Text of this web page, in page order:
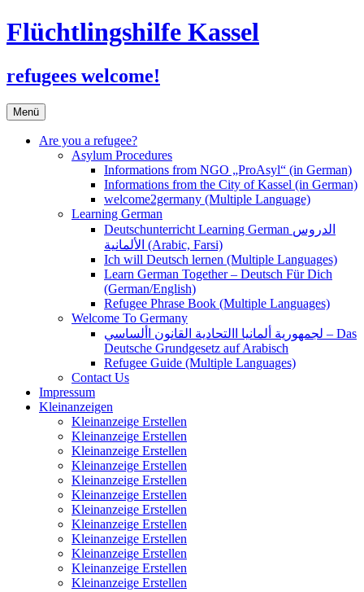
Flüchtlingshilfe Kassel
refugees welcome!
Menü Zum
Inhalt
springen
Are you a refugee?
Asylum Procedures
Informations from NGO „ProAsyl“ (in German)
Informations from the City of Kassel (in German)
welcome2germany (Multiple Language)
Learning German
Deutschunterricht Learning German الدروس
الألمانية (Arabic, Farsi)
Ich will Deutsch lernen (Multiple Languages)
Learn German Together – Deutsch Für Dich
(German/English)
Refugee Phrase Book (Multiple Languages)
Welcome To Germany
لجمهورية ألمانيا االتحادية القانون األساسي – Das
Deutsche Grundgesetz auf Arabisch
Refugee Guide (Multiple Languages)
Contact Us
Impressum
Kleinanzeigen
Kleinanzeige Erstellen
Kleinanzeige Erstellen
Kleinanzeige Erstellen
Kleinanzeige Erstellen
Kleinanzeige Erstellen
Kleinanzeige Erstellen
Kleinanzeige Erstellen
Kleinanzeige Erstellen
Kleinanzeige Erstellen
Kleinanzeige Erstellen
Kleinanzeige Erstellen
Kleinanzeige Erstellen